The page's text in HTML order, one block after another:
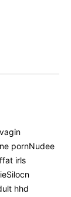
pornNudee
irls
hhd